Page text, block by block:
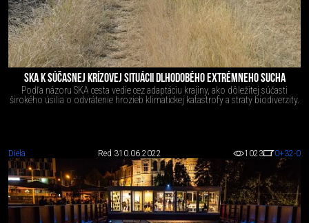
SKA K SÚČASNEJ KRÍZOVEJ SITUÁCII DLHODOBÉHO EXTRÉMNEHO SUCHA
Podľa názoru SKA cesta vedie cez adaptáciu krajiny, ako dôležitej súčasti
širokého úsilia o odvrátenie hrozieb klimatickej katastrofy a straty biodiverzity.
Diela Red 310.06.2022 1023 0+32-0